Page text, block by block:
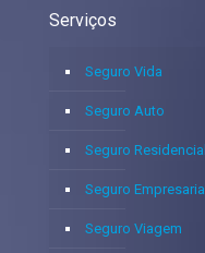
Serviços
Seguro Vida
Seguro Auto
Seguro Residencial
Seguro Empresarial
Seguro Viagem